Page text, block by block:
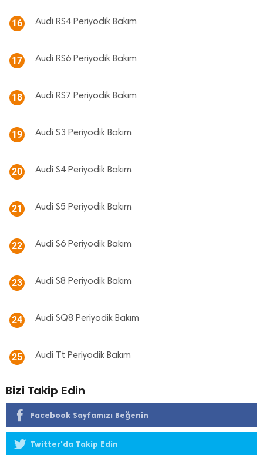
16 Audi RS4 Periyodik Bakım
17 Audi RS6 Periyodik Bakım
18 Audi RS7 Periyodik Bakım
19 Audi S3 Periyodik Bakım
20 Audi S4 Periyodik Bakım
21 Audi S5 Periyodik Bakım
22 Audi S6 Periyodik Bakım
23 Audi S8 Periyodik Bakım
24 Audi SQ8 Periyodik Bakım
25 Audi Tt Periyodik Bakım
Bizi Takip Edin
Facebook Sayfamızı Beğenin
Twitter'da Takip Edin